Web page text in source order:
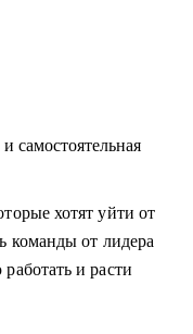
самостоятельная
хотят уйти от
команды от лидера
и расти